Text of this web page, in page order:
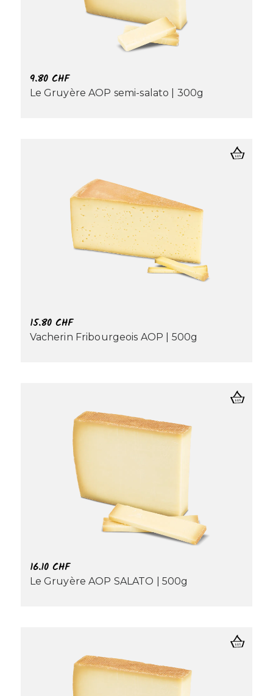
9.80 CHF
Le Gruyère AOP semi-salato | 300g
15.80 CHF
Vacherin Fribourgeois AOP | 500g
16.10 CHF
Le Gruyère AOP SALATO | 500g